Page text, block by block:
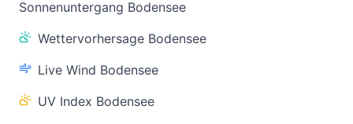
Sonnenuntergang Bodensee
Wettervorhersage Bodensee
Live Wind Bodensee
UV Index Bodensee
Warnstatus
✅ Keine